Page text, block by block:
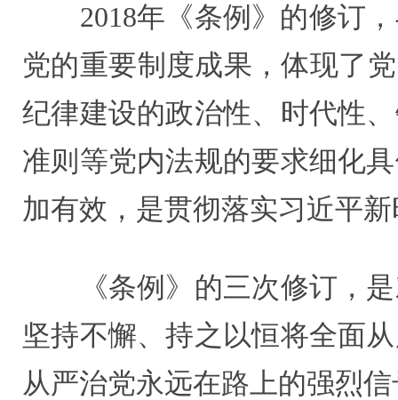
2018年《条例》的修订，
党的重要制度成果，体现了
纪律建设的政治性、时代性
准则等党内法规的要求细化
加有效，是贯彻落实习近平
《条例》的三次修订，是
坚持不懈、持之以恒将全面
从严治党永远在路上的强烈